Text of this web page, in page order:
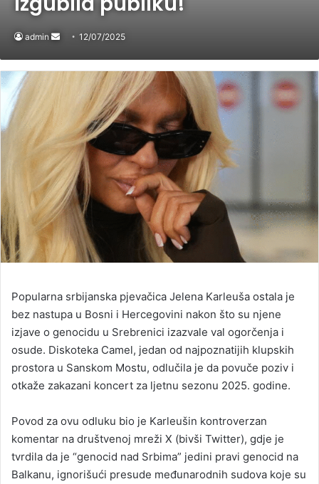
admin
Send
email
12/07/2025
Popularna srbijanska pjevačica Jelena Karleuša ostala je
bez nastupa u Bosni i Hercegovini nakon što su njene
izjave o genocidu u Srebrenici izazvale val ogorčenja i
osude. Diskoteka Camel, jedan od najpoznatijih klupskih
prostora u Sanskom Mostu, odlučila je da povuče poziv i
otkaže zakazani koncert za ljetnu sezonu 2025. godine.
Povod za ovu odluku bio je Karleušin kontroverzan
komentar na društvenoj mreži X (bivši Twitter), gdje je
tvrdila da je “genocid nad Srbima” jedini pravi genocid na
Balkanu, ignorišući presude međunarodnih sudova koje su